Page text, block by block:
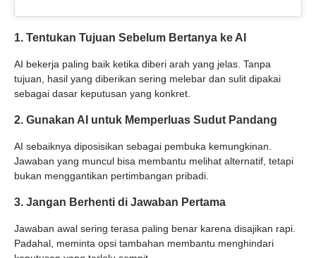
1. Tentukan Tujuan Sebelum Bertanya ke AI
AI bekerja paling baik ketika diberi arah yang jelas. Tanpa
tujuan, hasil yang diberikan sering melebar dan sulit dipakai
sebagai dasar keputusan yang konkret.
2. Gunakan AI untuk Memperluas Sudut Pandang
AI sebaiknya diposisikan sebagai pembuka kemungkinan.
Jawaban yang muncul bisa membantu melihat alternatif, tetapi
bukan menggantikan pertimbangan pribadi.
3. Jangan Berhenti di Jawaban Pertama
Jawaban awal sering terasa paling benar karena disajikan rapi.
Padahal, meminta opsi tambahan membantu menghindari